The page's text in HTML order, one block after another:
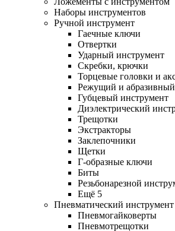
Наборы инструментов
Ручной инструмент
Гаечные ключи
Отвертки
Ударный инструмент
Скребки, крючки
Торцевые головки и
Режущий и
Губцевый инструмент
Диэлектрический
Трещотки
Экстракторы
Заклепочники
Щетки
Г-образные ключи
Биты
Резьбонарезной
Ещё 5
Пневматический инструмент
Пневмогайковерты
Пневмотрещотки